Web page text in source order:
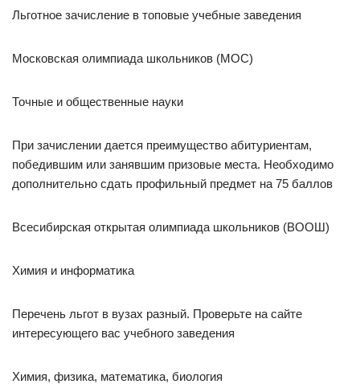
Льготное зачисление в топовые учебные заведения
Московская олимпиада школьников (МОС)
Точные и общественные науки
При зачислении дается преимущество абитуриентам,
победившим или занявшим призовые места. Необходимо
дополнительно сдать профильный предмет на 75 баллов
Всесибирская открытая олимпиада школьников (ВООШ)
Химия и информатика
Перечень льгот в вузах разный. Проверьте на сайте
интересующего вас учебного заведения
Химия, физика, математика, биология